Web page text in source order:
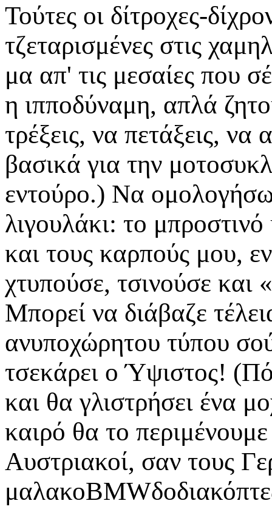
Τούτες οι δίτροχες-
τζεταρισμένες στις
μα απ' τις μεσαίες που
η ιπποδύναμη, απλά
τρέξεις, να πετάξεις,
βασικά για την
εντούρο.) Να
λιγουλάκι: το
και τους καρπούς μου,
χτυπούσε, τσινούσε και «
Μπορεί να διάβαζε
ανυποχώρητου τύπου
τσεκάρει ο Ύψιστος!
και θα γλιστρήσει ένα
καιρό θα το
Αυστριακοί, σαν τους